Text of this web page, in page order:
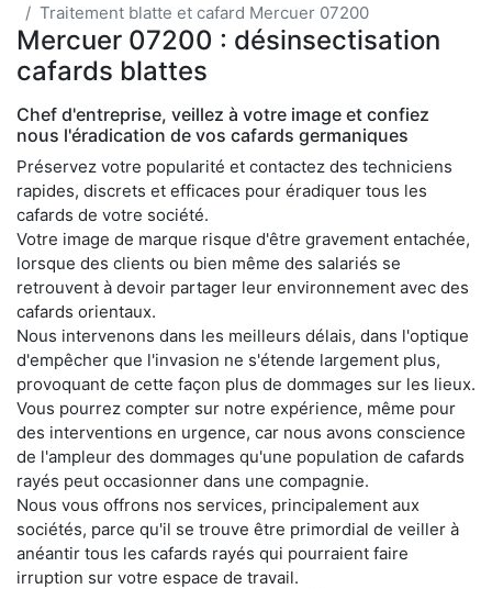
Traitement blatte et cafard Mercuer 07200
Mercuer 07200 : désinsectisation
cafards blattes
Chef d'entreprise, veillez à votre image et confiez
nous l'éradication de vos cafards germaniques
Préservez votre popularité et contactez des techniciens
rapides, discrets et efficaces pour éradiquer tous les
cafards de votre société.
Votre image de marque risque d'être gravement entachée,
lorsque des clients ou bien même des salariés se
retrouvent à devoir partager leur environnement avec des
cafards orientaux.
Nous intervenons dans les meilleurs délais, dans l'optique
d'empêcher que l'invasion ne s'étende largement plus,
provoquant de cette façon plus de dommages sur les lieux.
Vous pourrez compter sur notre expérience, même pour
des interventions en urgence, car nous avons conscience
de l'ampleur des dommages qu'une population de cafards
rayés peut occasionner dans une compagnie.
Nous vous offrons nos services, principalement aux
sociétés, parce qu'il se trouve être primordial de veiller à
anéantir tous les cafards rayés qui pourraient faire
irruption sur votre espace de travail.